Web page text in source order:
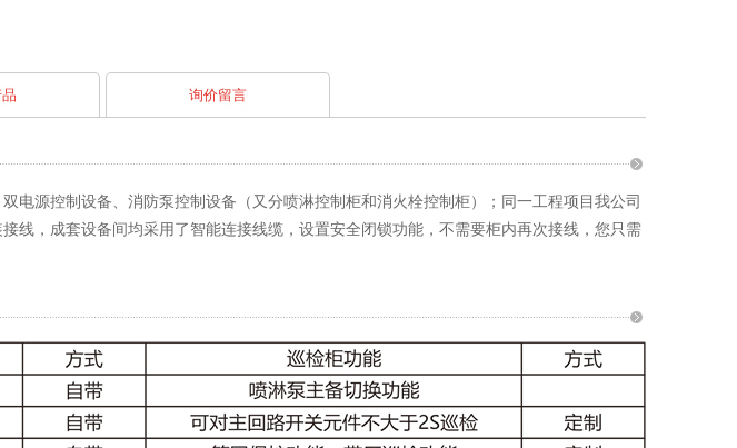
询价留言
电源控制设备、消防泵控制设备（又分喷淋控制柜和消火栓控制柜）；同一工程项目我公司
线，成套设备间均采用了智能连接线缆，设置安全闭锁功能，不需要柜内再次接线，您只需